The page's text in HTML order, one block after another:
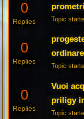
0
Replies Topic
0
Replies
Topic
0
Replies
Vuoi
priligy
Topic